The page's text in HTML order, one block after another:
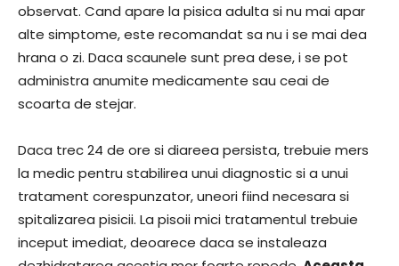
observat. Cand apare la pisica adulta si nu mai apar
alte simptome, este recomandat sa nu i se mai dea
hrana o zi. Daca scaunele sunt prea dese, i se pot
administra anumite medicamente sau ceai de
scoarta de stejar.
Daca trec 24 de ore si diareea persista, trebuie mers
la medic pentru stabilirea unui diagnostic si a unui
tratament corespunzator, uneori fiind necesara si
spitalizarea pisicii. La pisoii mici tratamentul trebuie
inceput imediat, deoarece daca se instaleaza